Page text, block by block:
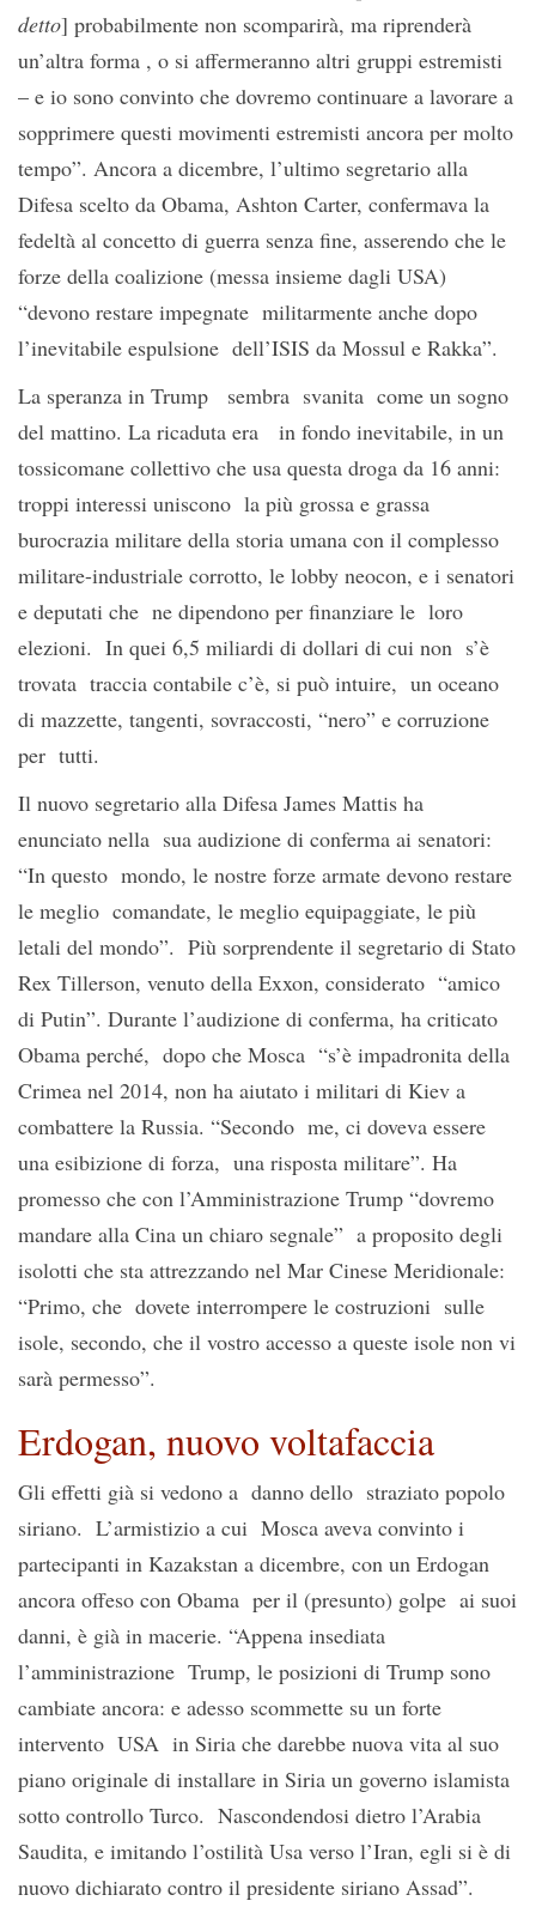
detto] probabilmente non scomparirà, ma riprenderà
un’altra forma , o si affermeranno altri gruppi estremisti
– e io sono convinto che dovremo continuare a lavorare a
sopprimere questi movimenti estremisti ancora per molto
tempo”. Ancora a dicembre, l’ultimo segretario alla
Difesa scelto da Obama, Ashton Carter, confermava la
fedeltà al concetto di guerra senza fine, asserendo che le
forze della coalizione (messa insieme dagli USA)
“devono restare impegnate militarmente anche dopo
l’inevitabile espulsione dell’ISIS da Mossul e Rakka”.
La speranza in Trump sembra svanita come un sogno
del mattino. La ricaduta era in fondo inevitabile, in un
tossicomane collettivo che usa questa droga da 16 anni:
troppi interessi uniscono la più grossa e grassa
burocrazia militare della storia umana con il complesso
militare-industriale corrotto, le lobby neocon, e i senatori
e deputati che ne dipendono per finanziare le loro
elezioni. In quei 6,5 miliardi di dollari di cui non s’è
trovata traccia contabile c’è, si può intuire, un oceano
di mazzette, tangenti, sovraccosti, “nero” e corruzione
per tutti.
Il nuovo segretario alla Difesa James Mattis ha
enunciato nella sua audizione di conferma ai senatori:
“In questo mondo, le nostre forze armate devono restare
le meglio comandate, le meglio equipaggiate, le più
letali del mondo”. Più sorprendente il segretario di Stato
Rex Tillerson, venuto della Exxon, considerato “amico
di Putin”. Durante l’audizione di conferma, ha criticato
Obama perché, dopo che Mosca “s’è impadronita della
Crimea nel 2014, non ha aiutato i militari di Kiev a
combattere la Russia. “Secondo me, ci doveva essere
una esibizione di forza, una risposta militare”. Ha
promesso che con l’Amministrazione Trump “dovremo
mandare alla Cina un chiaro segnale” a proposito degli
isolotti che sta attrezzando nel Mar Cinese Meridionale:
“Primo, che dovete interrompere le costruzioni sulle
isole, secondo, che il vostro accesso a queste isole non vi
sarà permesso”.
Erdogan, nuovo voltafaccia
Gli effetti già si vedono a danno dello straziato popolo
siriano. L’armistizio a cui Mosca aveva convinto i
partecipanti in Kazakstan a dicembre, con un Erdogan
ancora offeso con Obama per il (presunto) golpe ai suoi
danni, è già in macerie. “Appena insediata
l’amministrazione Trump, le posizioni di Trump sono
cambiate ancora: e adesso scommette su un forte
intervento USA in Siria che darebbe nuova vita al suo
piano originale di installare in Siria un governo islamista
sotto controllo Turco. Nascondendosi dietro l’Arabia
Saudita, e imitando l’ostilità Usa verso l’Iran, egli si è di
nuovo dichiarato contro il presidente siriano Assad”.